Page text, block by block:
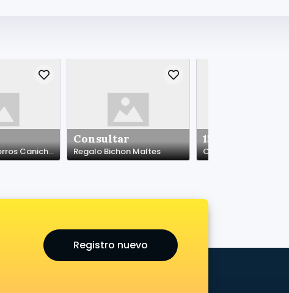
Regalo Cachorros Caniches*whatapps.623727736
Consultar
Regalo Bichon Maltes
150.00 €
Registro nuevo